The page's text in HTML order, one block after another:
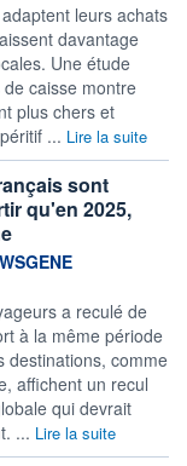
leurs achats
davantage
Une étude
caisse montre
plus chers et
... Lire la suite
sont
qu'en 2025,
a reculé de
à la même période
destinations, comme
affichent un recul
qui devrait
... Lire la suite